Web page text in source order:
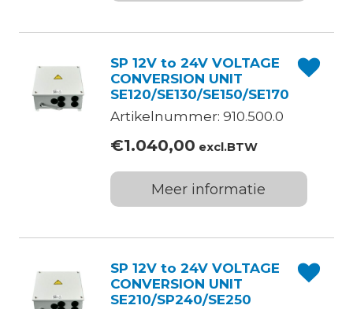
SP 12V to 24V VOLTAGE
CONVERSION UNIT
SE120/SE130/SE150/SE170
Artikelnummer: 910.500.0
€1.040,00 excl.BTW
Meer informatie
SP 12V to 24V VOLTAGE
CONVERSION UNIT
SE210/SP240/SE250